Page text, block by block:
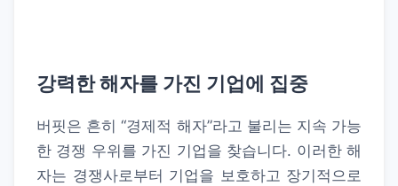
강력한 해자를 가진 기업에 집중
버핏은 흔히 “경제적 해자”라고 불리는 지속 가능
한 경쟁 우위를 가진 기업을 찾습니다. 이러한 해
자는 경쟁사로부터 기업을 보호하고 장기적으로